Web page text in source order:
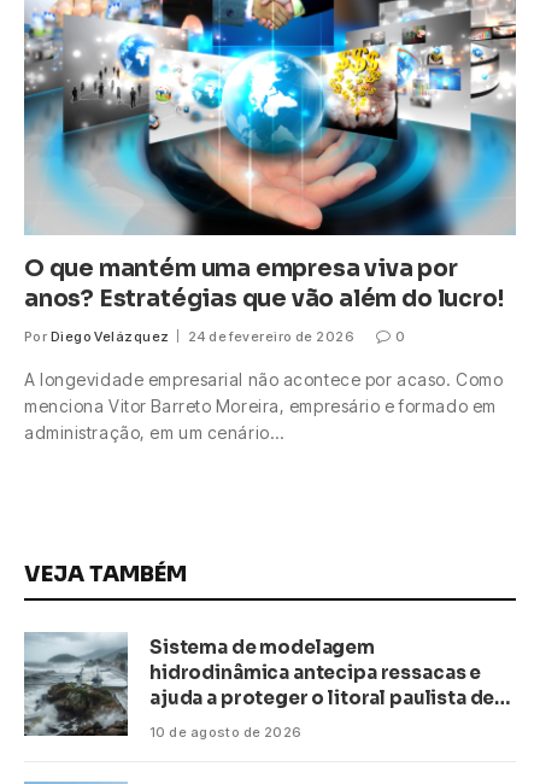
O que mantém uma empresa viva por
anos? Estratégias que vão além do lucro!
Por Diego Velázquez 24 de fevereiro de 2026 0
A longevidade empresarial não acontece por acaso. Como
menciona Vitor Barreto Moreira, empresário e formado em
administração, em um cenário…
VEJA TAMBÉM
Sistema de modelagem
hidrodinâmica antecipa ressacas e
ajuda a proteger o litoral paulista de
inundações
10 de agosto de 2026